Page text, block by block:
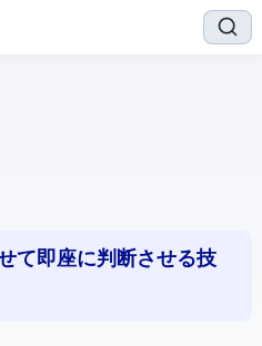
せて即座に判断させる技